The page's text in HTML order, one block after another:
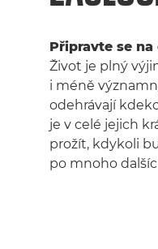
Připravte se
Život je plný
i méně
odehrávají
je v celé jejich
prožít, kdykoli
po mnoho